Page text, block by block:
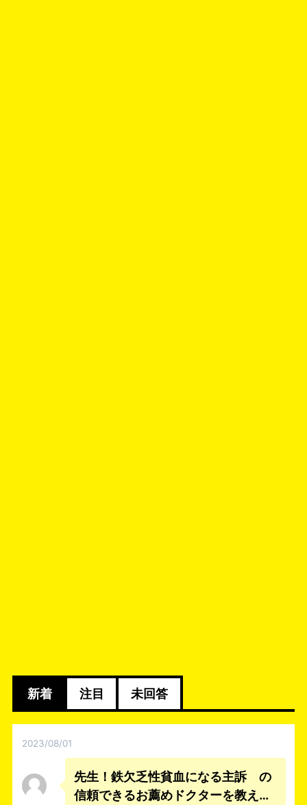
新着 注目 未回答
2023/08/01
先生！鉄欠乏性貧血になる主訴 の
信頼できるお薦めドクターを教えて